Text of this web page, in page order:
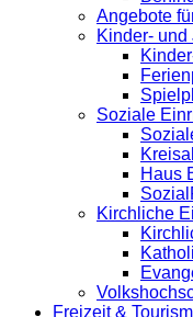
Angebote
Kinder-
Soziale
Haus
Kirchliche
Freizeit &